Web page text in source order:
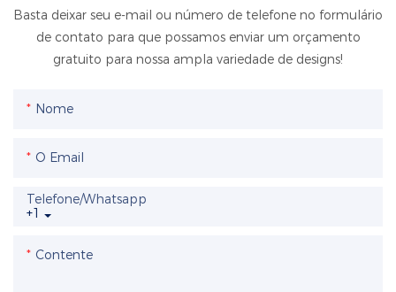
Basta deixar seu e-mail ou número de telefone no formulário
de contato para que possamos enviar um orçamento
gratuito para nossa ampla variedade de designs!
Nome
O Email
+1
Telefone/whatsapp
Contente